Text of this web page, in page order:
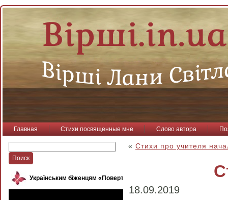
Главная Стихи посвященные мне Слово автора
Українським біженцям «Повертайся, пташко»
« Стихи про учителя
18.09.2019